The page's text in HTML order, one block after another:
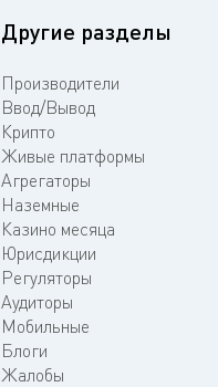
Другие разделы
Производители
Ввод/Вывод
Крипто
Живые платформы
Агрегаторы
Наземные
Казино месяца
Юрисдикции
Регуляторы
Аудиторы
Мобильные
Блоги
Жалобы